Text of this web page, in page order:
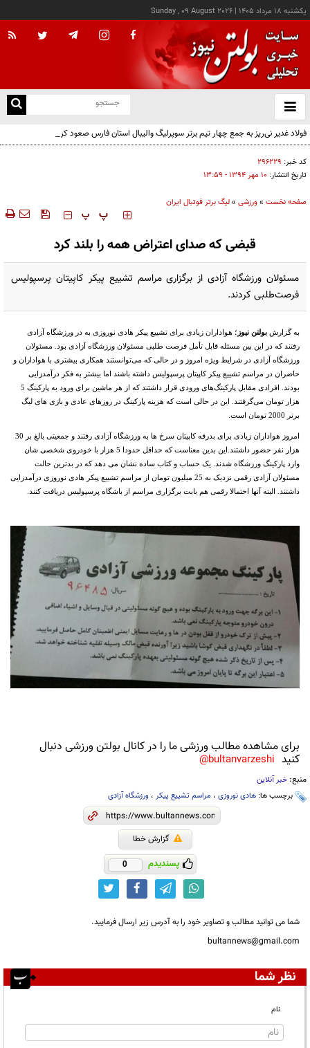
يکشنبه ۱۸ مرداد ۱۴۰۵ |
Sunday , 09 August 2026
باز
و
فولاد غدیر نی‌ریز به جمع چهار تیم برتر سوپرلیگ والیبال استان فارس صعود کرد
کد خبر: ۲۹۶۲۲۹
تاریخ انتشار: ۱۰ مهر ۱۳۹۴ - ۱۳:۵۹
صفحه نخست »ورزشی »لیگ برتر فوتبال ایران
‍‍‍ پ پ
قبضی که صدای اعتراض همه را بلند کرد
مسئولان ورزشگاه آزادی از برگزاری مراسم تشییع پیکر کاپیتان پرسپولیس
فرصت‌طلبی کردند.
به گزارش بولتن نیوز ؛ هواداران زیادی برای تشییع پیکر هادی نوروزی به در ورزشگاه آزادی
رفتند که در این بین مسئله قابل تأمل فرصت طلبی مسئولان ورزشگاه آزادی بود. مسئولان
ورزشگاه آزادی در شرایط ویژه امروز و در حالی که می‌توانستند همکاری بیشتری با هواداران و
حاضران در مراسم تشییع پیکر کاپیتان پرسپولیس داشته باشند اما بیشتر به فکر درآمدزایی
بودند. افرادی مقابل پارکینگ‌های ورودی قرار داشتند که از هر ماشین برای ورود به پارکینگ 5
هزار تومان می‌گرفتند. این در حالی است که هزینه پارکینگ در روزهای عادی و بازی های لیگ
برتر 2000 تومان است.
امروز هواداران زیادی برای بدرقه کاپیتان سرخ ها به ورزشگاه آزادی رفتند و جمعیتی بالغ بر 30
هزار نفر حضور داشتند.این بدین معناست که حداقل حدودا 5 هزار با خودروی شخصی شان
وارد پارکینگ ورزشگاه شدند. یک حساب و کتاب ساده نشان می دهد که در بدترین حالت
مسئولان آزادی رقمی نزدیک به 25 میلیون تومان از مراسم تشییع پیکر هادی نوروزی درآمدزایی
داشتند. البته آنها احتمالا رقمی هم بابت برگزاری مراسم از باشگاه پرسپولیس دریافت کنند.
برای مشاهده مطالب ورزشی ما را در کانال بولتن ورزشی دنبال
کنید bultanvarzeshi@
منبع: خبر آنلاین
برچسب ها: هادی نوروزی ، مراسم تشییع پیکر ، ورزشگاه آزادی
گزارش خطا
پسندیدم 0
شما می توانید مطالب و تصاویر خود را به آدرس زیر ارسال فرمایید.
bultannews@gmail.com
نظر شما
نام